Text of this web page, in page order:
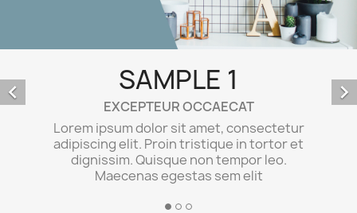
SAMPLE 1
EXCEPTEUR OCCAECAT
Lorem ipsum dolor sit amet, consectetur
adipiscing elit. Proin tristique in tortor et
dignissim. Quisque non tempor leo.
Maecenas egestas sem elit
 